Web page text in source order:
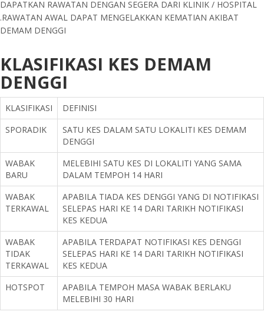
DAPATKAN RAWATAN DENGAN SEGERA DARI KLINIK / HOSPITAL
.RAWATAN AWAL DAPAT MENGELAKKAN KEMATIAN AKIBAT
DEMAM DENGGI
KLASIFIKASI KES DEMAM
DENGGI
KLASIFIKASI
DEFINISI
SPORADIK
SATU KES DALAM SATU LOKALITI KES DEMAM
DENGGI
WABAK
BARU
MELEBIHI SATU KES DI LOKALITI YANG SAMA
DALAM TEMPOH 14 HARI
WABAK
TERKAWAL
APABILA TIADA KES DENGGI YANG DI NOTIFIKASI
SELEPAS HARI KE 14 DARI TARIKH NOTIFIKASI
KES KEDUA
WABAK
TIDAK
TERKAWAL
APABILA TERDAPAT NOTIFIKASI KES DENGGI
SELEPAS HARI KE 14 DARI TARIKH NOTIFIKASI
KES KEDUA
HOTSPOT
APABILA TEMPOH MASA WABAK BERLAKU
MELEBIHI 30 HARI